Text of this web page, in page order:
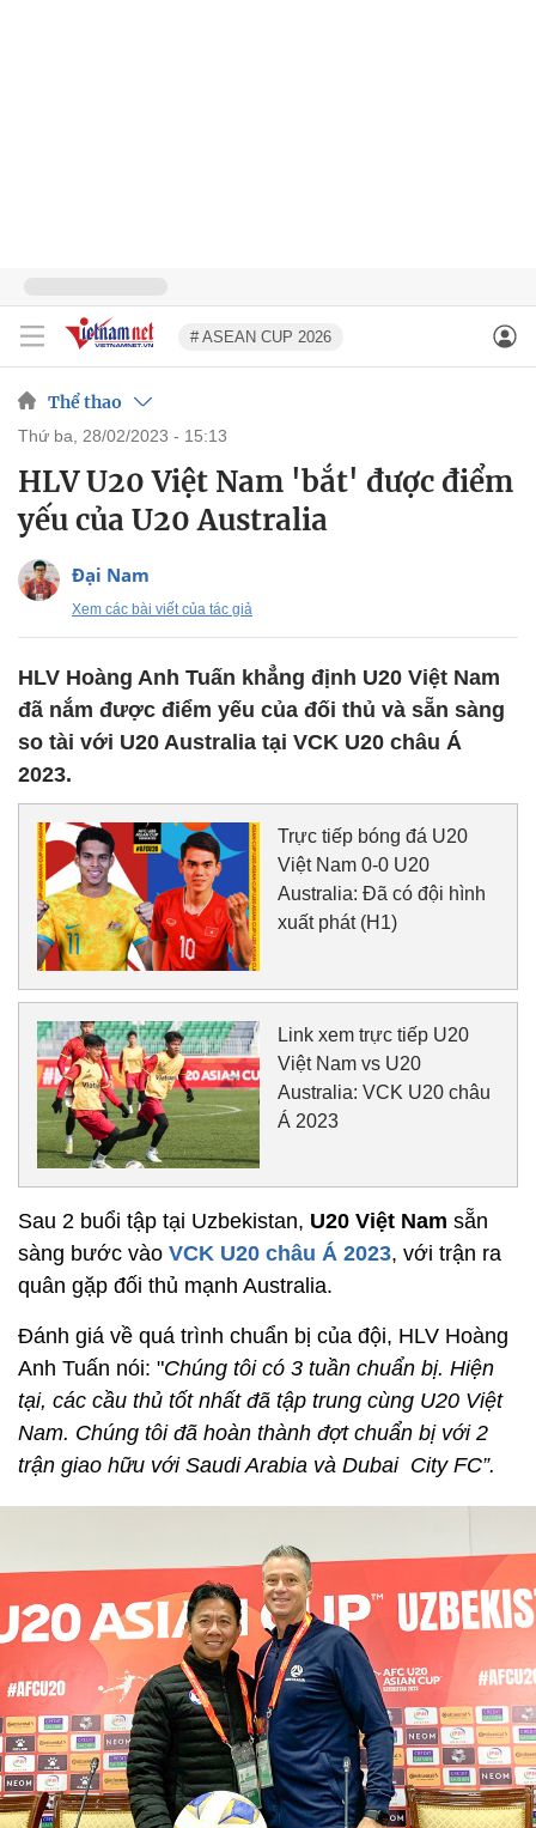
# ASEAN CUP 2026
Thể thao
thứ ba, 28/02/2023 - 15:13
HLV U20 Việt Nam 'bắt' được điểm
yếu của U20 Australia
Đại Nam
Xem các bài viết của tác giả
HLV Hoàng Anh Tuấn khẳng định U20 Việt Nam
đã nắm được điểm yếu của đối thủ và sẵn sàng
so tài với U20 Australia tại VCK U20 châu Á
2023.
Trực tiếp bóng đá U20
Việt Nam 0-0 U20
Australia: Đã có đội hình
xuất phát (H1)
Link xem trực tiếp U20
Việt Nam vs U20
Australia: VCK U20 châu
Á 2023
Sau 2 buổi tập tại Uzbekistan, U20 Việt Nam sẵn
sàng bước vào VCK U20 châu Á 2023, với trận ra
quân gặp đối thủ mạnh Australia.
Đánh giá về quá trình chuẩn bị của đội, HLV Hoàng
Anh Tuấn nói: "Chúng tôi có 3 tuần chuẩn bị. Hiện
tại, các cầu thủ tốt nhất đã tập trung cùng U20 Việt
Nam. Chúng tôi đã hoàn thành đợt chuẩn bị với 2
trận giao hữu với Saudi Arabia và Dubai City FC”.